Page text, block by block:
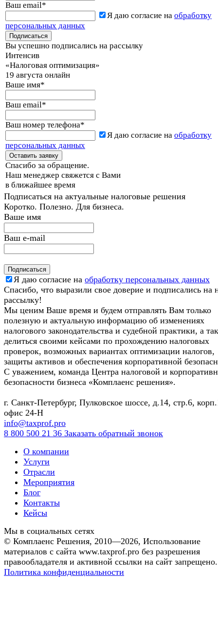
Ваш email*
Я даю согласие на обработку
персональных данных
Вы успешно подписались на рассылку
Интенсив
«Налоговая оптимизация»
19 августа онлайн
Ваше имя*
Ваш email*
Ваш номер телефона*
Я даю согласие на обработку
персональных данных
Спасибо за обращение.
Наш менеджер свяжется с Вами
в ближайшее время
Подписаться на актуальные налоговые решения
Коротко. Полезно. Для бизнеса.
Ваше имя
Ваш e-mail
Я даю согласие на обработку персональных данных
Спасибо, что выразили свое доверие и подписались на
рассылку!
Мы ценим Ваше время и будем отправлять Вам только
полезную и актуальную информацию об изменениях
налогового законодательства и судебной практики, а
делиться своими кейсами по прохождению налоговых
проверок, возможных вариантах оптимизации налогов,
защиты активов и обеспечения корпоративной
С уважением, команда Центра налоговой и
безопасности бизнеса «Комплаенс решения».
г. Санкт-Петербург, Пулковское шоссе, д.14, стр.6,
офис 24-Н
info@taxprof.pro
8 800 500 21 36 Заказать обратный звонок
О компании
Услуги
Отрасли
Мероприятия
Блог
Контакты
Кейсы
Мы в социальных сетях
© Комплаенс Решения, 2010—2026, Использование
материалов с сайта www.taxprof.pro без разрешения
правообладателя и активной ссылки на сайт запрещено.
Политика конфиденциальности